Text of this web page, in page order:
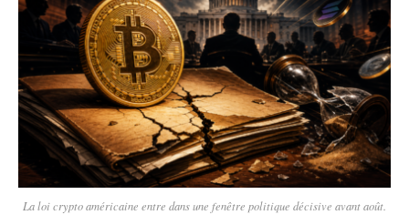
La loi crypto américaine entre dans une fenêtre politique décisive avant août.